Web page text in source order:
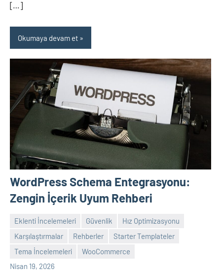
[…]
Okumaya devam et
WordPress Schema Entegrasyonu:
Zengin İçerik Uyum Rehberi
Eklenti İncelemeleri Güvenlik
Hız Optimizasyonu
Karşılaştırmalar
Rehberler
Starter Templateler
Tema İncelemeleri
WooCommerce
Nisan 19, 2026
admin
Yorum
yapılmamış